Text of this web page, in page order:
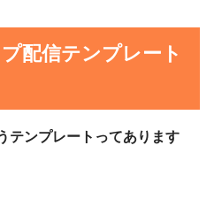
配信テンプレート
ンプレートってあります